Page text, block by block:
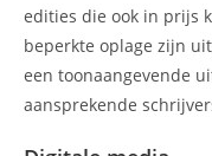
edities die ook in prijs
beperkte oplage zijn
een toonaangevende
aansprekende